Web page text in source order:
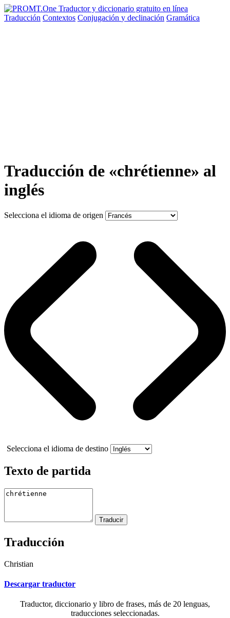
Traducción Contextos Conjugación y declinación Gramática
Traducción de «chrétienne» al
inglés
Selecciona el idioma de origen
Selecciona el idioma de destino
Texto de partida
Traducción
Christian
Descargar traductor
Traductor, diccionario y libro de frases, más de 20 lenguas,
traducciones seleccionadas.